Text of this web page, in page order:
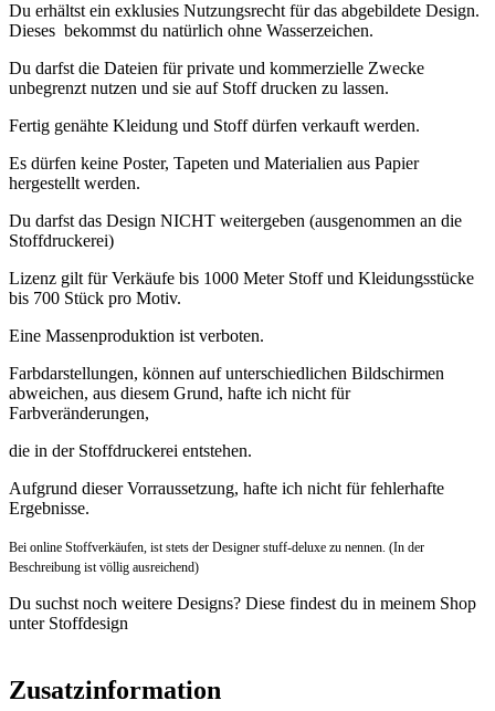
Du erhältst ein exklusies Nutzungsrecht für das abgebildete Design.
Dieses bekommst du natürlich ohne Wasserzeichen.
Du darfst die Dateien für private und kommerzielle Zwecke
unbegrenzt nutzen und sie auf Stoff drucken zu lassen.
Fertig genähte Kleidung und Stoff dürfen verkauft werden.
Es dürfen keine Poster, Tapeten und Materialien aus Papier
hergestellt werden.
Du darfst das Design NICHT weitergeben (ausgenommen an die
Stoffdruckerei)
Lizenz gilt für Verkäufe bis 1000 Meter Stoff und Kleidungsstücke
bis 700 Stück pro Motiv.
Eine Massenproduktion ist verboten.
Farbdarstellungen, können auf unterschiedlichen Bildschirmen
abweichen, aus diesem Grund, hafte ich nicht für
Farbveränderungen,
die in der Stoffdruckerei entstehen.
Aufgrund dieser Vorraussetzung, hafte ich nicht für fehlerhafte
Ergebnisse.
Bei online Stoffverkäufen, ist stets der Designer stuff-deluxe zu nennen. (In der
Beschreibung ist völlig ausreichend)
Du suchst noch weitere Designs? Diese findest du in meinem Shop
unter Stoffdesign
Zusatzinformation